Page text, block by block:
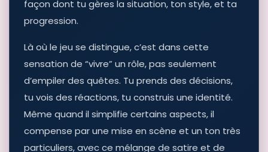
façon dont tu gères la situation, ton style, et ta
progression.
Là où le jeu se distingue, c’est dans cette
sensation de “vivre” un rôle, pas seulement
d’empiler des quêtes. Tu prends des décisions,
tu vois des réactions, tu construis une identité.
Même quand il simplifie certains aspects, il
compense par une mise en scène et un ton très
particuliers, avec ce mélange de satire et de